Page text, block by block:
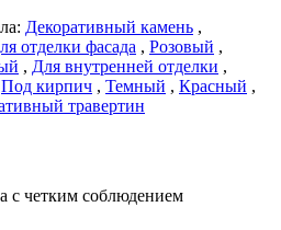
Декоративный камень ,
отделки фасада , Розовый ,
, Для внутренней отделки ,
Под кирпич , Темный , Красный ,
травертин
с четким соблюдением